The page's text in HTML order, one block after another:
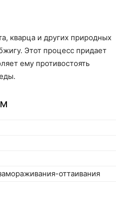
кварца и других природных
Этот процесс придает
ему противостоять
оттаивания